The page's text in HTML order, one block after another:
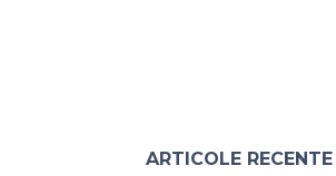
ARTICOLE RECENTE